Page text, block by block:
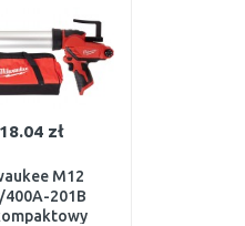
zł
M12
400A-201B